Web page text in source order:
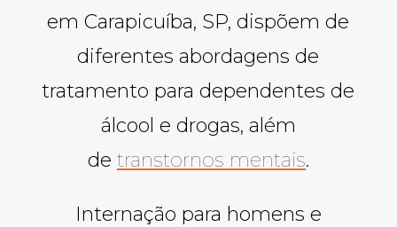
em Carapicuíba, SP, dispõem de
diferentes abordagens de
tratamento para dependentes de
álcool e drogas, além
de transtornos mentais.
Internação para homens e